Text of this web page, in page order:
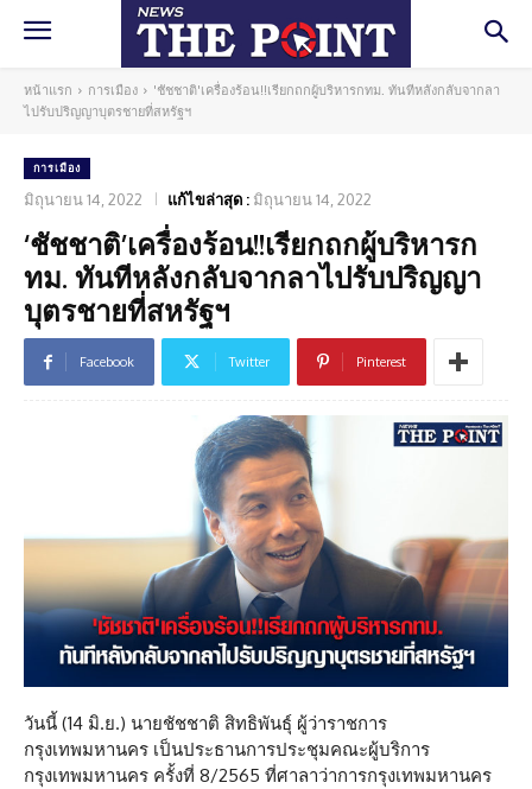
หน้าแรก การเมือง
'ชัชชาติ'เครื่องร้อน!!เรียกถกผู้บริหารกทม. ทันทีหลังกลับจากลา
ไปรับปริญญาบุตรชายที่สหรัฐฯ
การเมือง
มิถุนายน 14, 2022 แก้ไขล่าสุด : มิถุนายน 14, 2022
‘ชัชชาติ’เครื่องร้อน!!เรียกถกผู้บริหารก
ทม. ทันทีหลังกลับจากลาไปรับปริญญา
บุตรชายที่สหรัฐฯ
Facebook Twitter Pinterest
วันนี้ (14 มิ.ย.) นายชัชชาติ สิทธิพันธุ์ ผู้ว่าราชการ
กรุงเทพมหานคร เป็นประธานการประชุมคณะผู้บริการ
กรุงเทพมหานคร ครั้งที่ 8/2565 ที่ศาลาว่าการกรุงเทพมหานคร